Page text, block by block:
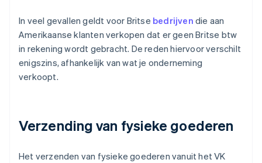
In veel gevallen geldt voor Britse bedrijven die aan
Amerikaanse klanten verkopen dat er geen Britse btw
in rekening wordt gebracht. De reden hiervoor verschilt
enigszins, afhankelijk van wat je onderneming
verkoopt.
Verzending van fysieke goederen
Het verzenden van fysieke goederen vanuit het VK